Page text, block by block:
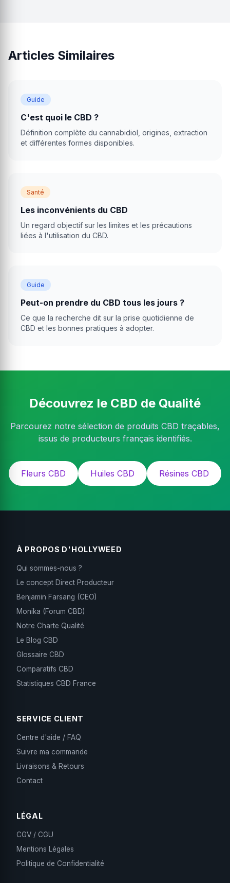
Articles Similaires
Guide
C'est quoi le CBD ?
Définition complète du cannabidiol, origines, extraction
et différentes formes disponibles.
Santé
Les inconvénients du CBD
Un regard objectif sur les limites et les précautions
liées à l'utilisation du CBD.
Guide
Peut-on prendre du CBD tous les jours ?
Ce que la recherche dit sur la prise quotidienne de
CBD et les bonnes pratiques à adopter.
Découvrez le CBD de Qualité
Parcourez notre sélection de produits CBD traçables,
issus de producteurs français identifiés.
Fleurs CBD Huiles CBD Résines CBD
À PROPOS D'HOLLYWEED
Qui sommes-nous ?
Le concept Direct Producteur
Benjamin Farsang (CEO)
Monika (Forum CBD)
Notre Charte Qualité
Le Blog CBD
Glossaire CBD
Comparatifs CBD
Statistiques CBD France
SERVICE CLIENT
Centre d'aide / FAQ
Suivre ma commande
Livraisons & Retours
Contact
LÉGAL
CGV / CGU
Mentions Légales
Politique de Confidentialité